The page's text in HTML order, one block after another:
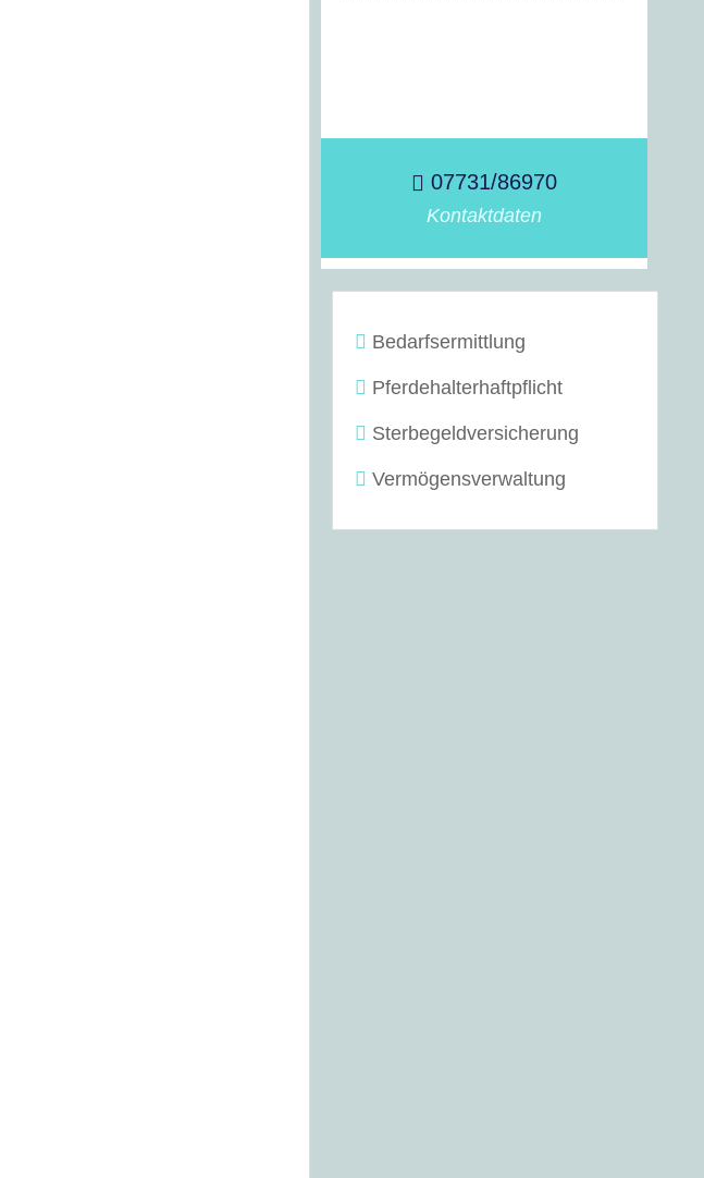
07731/86970
Kontaktdaten
Bedarfsermittlung
Pferdehalterhaftpflicht
Sterbegeldversicherung
Vermögensverwaltung